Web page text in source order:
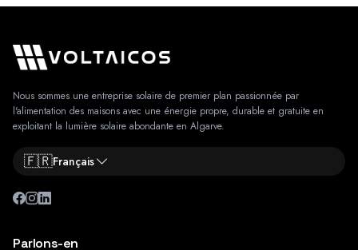
Nous sommes une entreprise solaire de premier plan passionnée par
l'alimentation des maisons avec une énergie propre, durable et gratuite en
exploitant la lumière solaire abondante en Algarve.
🇫🇷Français
Parlons-en